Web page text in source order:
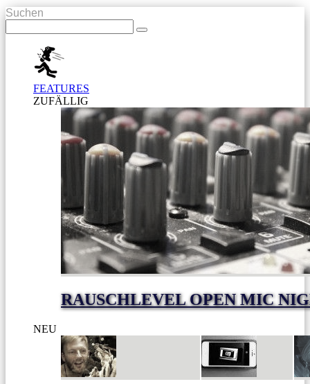
Suchen
FEATURES
ZUFÄLLIG
RAUSCHLEVEL OPEN MIC
NEU